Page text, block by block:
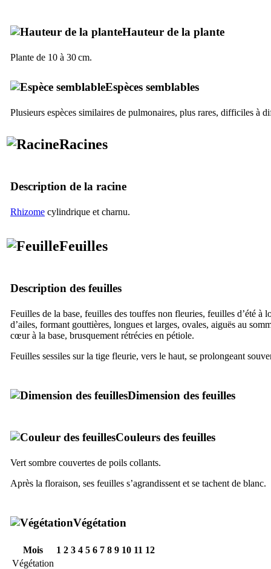
Hauteur de la plante
Plante de 10 à 30 cm.
Espèces semblables
Plusieurs espèces similaires de pulmonaires, plus rares, difficiles à
Racines
Description de la racine
Rhizome cylindrique et charnu.
Feuilles
Description des feuilles
Feuilles de la base, feuilles des touffes non fleuries, feuilles d’été à
d’ailes, formant gouttières, longues et larges, ovales, aiguës au
cœur à la base, brusquement rétrécies en pétiole.
Feuilles sessiles sur la tige fleurie, vers le haut, se prolongeant
Dimension des feuilles
Couleurs des feuilles
Vert sombre couvertes de poils collants.
Après la floraison, ses feuilles s’agrandissent et se tachent de blanc.
Végétation
Mois 1 2 3 4 5 6 7 8 9 10 11 12
Végétation